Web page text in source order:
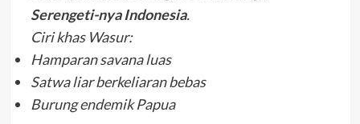
Serengeti-nya Indonesia.
Ciri khas Wasur:
Hamparan savana luas
Satwa liar berkeliaran bebas
Burung endemik Papua